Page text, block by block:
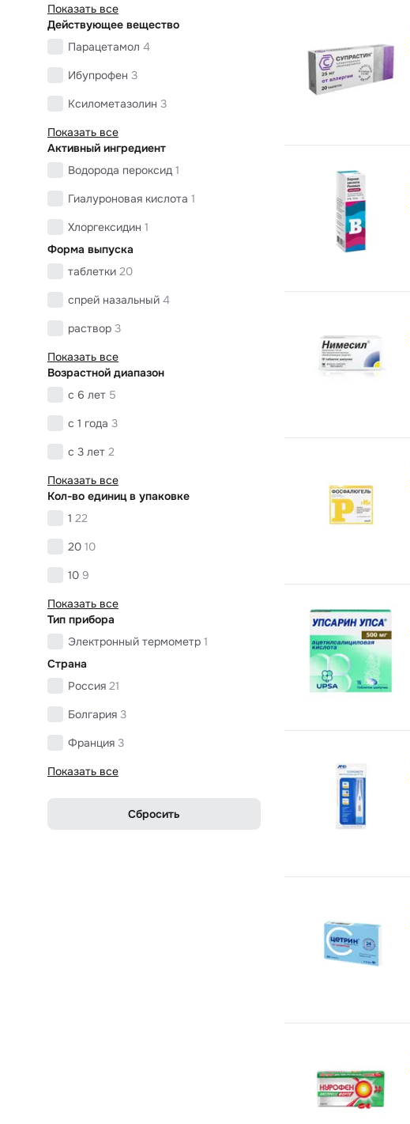
Показать все
Действующее вещество
Парацетамол 4
Ибупрофен 3
Ксилометазолин 3
Показать все
Активный ингредиент
Водорода пероксид 1
Гиалуроновая кислота 1
Хлоргексидин 1
Форма выпуска
таблетки 20
спрей назальный 4
раствор 3
Показать все
Возрастной диапазон
с 6 лет 5
с 1 года 3
с 3 лет 2
Показать все
Кол-во единиц в упаковке
1 22
20 10
10 9
Показать все
Тип прибора
Электронный термометр 1
Страна
Россия 21
Болгария 3
Франция 3
Показать все
Сбросить